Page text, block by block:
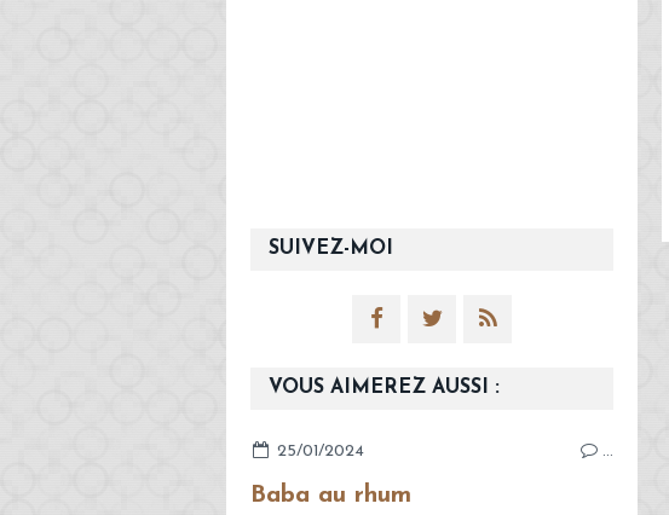
SUIVEZ-MOI
VOUS AIMEREZ AUSSI :
25/01/2024 …
Baba au rhum